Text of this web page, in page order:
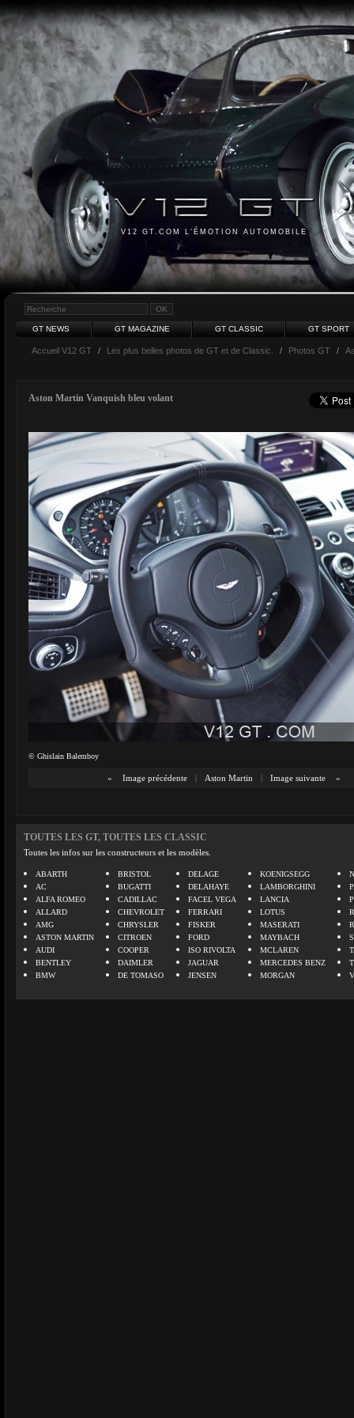
V12 GT.COM L'ÉMOTION AUTOMOBILE
GT NEWS GT MAGAZINE GT CLASSIC GT SPORT
Accueil V12 GT / Les plus belles photos de GT et de Classic. / Photos GT /
Aston Martin Vanquish bleu volant
© Ghislain Balemboy
« Image précédente | Aston Martin | Image suivante »
TOUTES LES GT, TOUTES LES CLASSIC
Toutes les infos sur les constructeurs et les modèles.
ABARTH
AC
ALFA ROMEO
ALLARD
AMG
ASTON MARTIN
AUDI
BENTLEY
BMW
BRISTOL
BUGATTI
CADILLAC
CHEVROLET
CHRYSLER
CITROEN
COOPER
DAIMLER
DE TOMASO
DELAGE
DELAHAYE
FACEL VEGA
FERRARI
FISKER
FORD
ISO RIVOLTA
JAGUAR
JENSEN
KOENIGSEGG
LAMBORGHINI
LANCIA
LOTUS
MASERATI
MAYBACH
MCLAREN
MERCEDES BENZ
MORGAN